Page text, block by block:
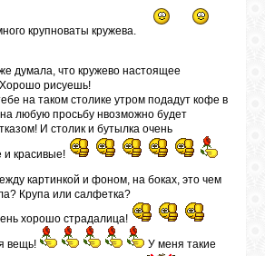
крупноваты кружева.
думала, что кружево настоящее
рисуешь!
на таком столике утром подадут кофе в
любую просьбу нвозможно будет
И столик и бутылка очень
и красивые!
картинкой и фоном, на боках, это чем
Крупа или салфетка?
хорошо страдалица!
вещь!
У меня такие